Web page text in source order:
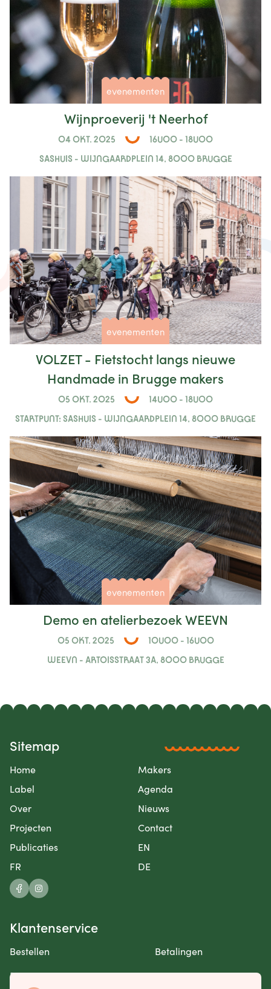
evenementen
Wijnproeverij 't Neerhof
04 OKT. 2025
16U00 - 18U00
SASHUIS - WIJNGAARDPLEIN 14, 8000 BRUGGE
evenementen
VOLZET - Fietstocht langs nieuwe
Handmade in Brugge makers
05 OKT. 2025
14U00 - 18U00
STARTPUNT: SASHUIS - WIJNGAARDPLEIN 14, 8000 BRUGGE
evenementen
Demo en atelierbezoek WEEVN
05 OKT. 2025
10U00 - 16U00
WEEVN - ARTOISSTRAAT 3A, 8000 BRUGGE
Sitemap
Home
Makers
Label
Agenda
Over
Nieuws
Projecten
Contact
Publicaties
EN
FR
DE
Klantenservice
Bestellen
Betalingen
Retourneren en garantie
Contact opnemen